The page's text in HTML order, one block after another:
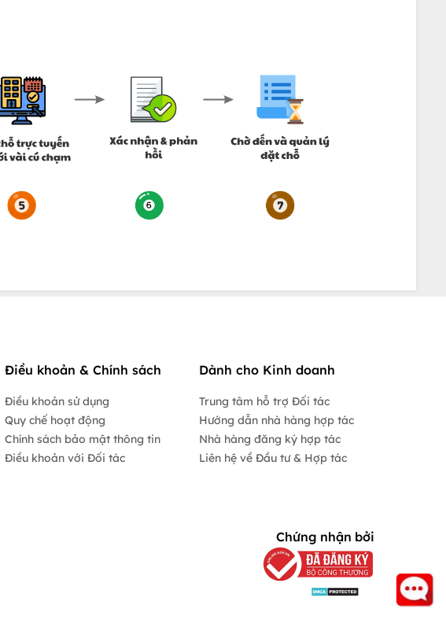
Điều khoản & Chính sách
Điều khoản sử dụng
Quy chế hoạt động
Chính sách bảo mật thông tin
Điều khoản với Đối tác
Dành cho Kinh doanh
Trung tâm hỗ trợ Đối tác
Hướng dẫn nhà hàng hợp tác
Nhà hàng đăng ký hợp tác
Liên hệ về Đầu tư & Hợp tác
Chứng nhận bởi